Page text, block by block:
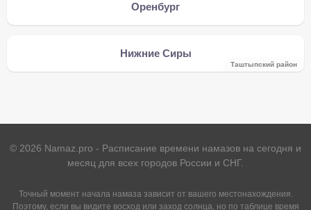
Оренбург
Нижние Сиры
Таштыпский район
© 2026 Namaz.pro - Расписание времени намазов на сегодня и
месяц для всех городов России и СНГ.
Точный момент начала намаза зависит от вашего местонахождения.
Поэтому, если вы видите восход или заход солнца, но по таблице время